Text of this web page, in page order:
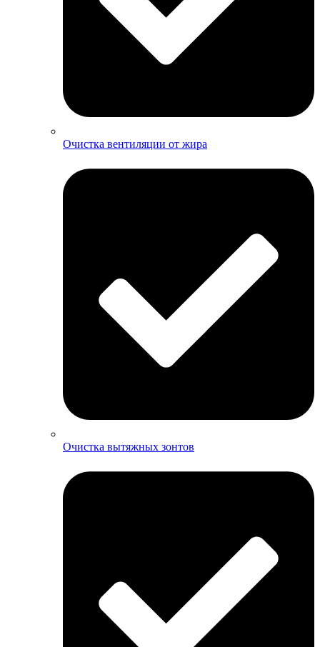
Очистка вентиляции от жира
Очистка вытяжных зонтов